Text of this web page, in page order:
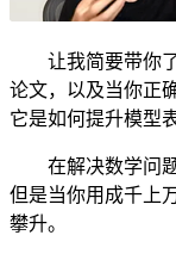
让我简要带你了
论文，以及当你正
它是如何提升模型
在解决数学问题
但是当你用成千上
攀升。